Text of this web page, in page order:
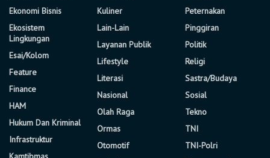
Ekonomi Bisnis
Ekosistem
Lingkungan
Esai/Kolom
Feature
Finance
HAM
Hukum Dan Kriminal
Infrastruktur
Kuliner
Lain-Lain
Layanan Publik
Lifestyle
Literasi
Nasional
Olah Raga
Ormas
Otomotif
Peternakan
Pinggiran
Politik
Religi
Sastra/Budaya
Sosial
Tekno
TNI
TNI-Polri